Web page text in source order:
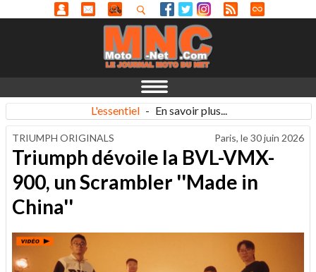
L'essentiel - En savoir plus...
TRIUMPH ORIGINALS Paris, le30 juin 2026
Triumph dévoile la BVL-VMX-
900, un Scrambler ''Made in
China''